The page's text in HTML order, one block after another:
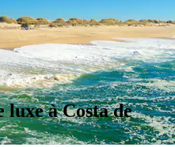
luxe à Costa de